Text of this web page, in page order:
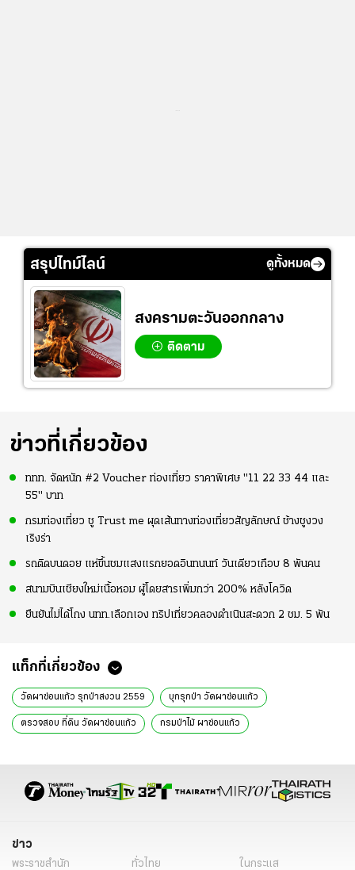
สรุปไทม์ไลน์ ดูทั้งหมด
สงครามตะวันออกกลาง
ติดตาม
ข่าวที่เกี่ยวข้อง
ททท. จัดหนัก #2 Voucher ท่องเที่ยว ราคาพิเศษ "11 22 33 44 และ
55" บาท
กรมท่องเที่ยว ชู Trust me ผุดเส้นทางท่องเที่ยวสัญลักษณ์ ช้างชูงวง
เริงร่า
รถติดบนดอย แห่ขึ้นชมแสงแรกยอดอินทนนท์ วันเดียวเกือบ 8 พันคน
สนามบินเชียงใหม่เนื้อหอม ผู้โดยสารเพิ่มกว่า 200% หลังโควิด
ยืนยันไม่ได้โกง นทท.เลือกเอง ทริปเที่ยวคลองดำเนินสะดวก 2 ชม. 5 พัน
แท็กที่เกี่ยวข้อง
วัดผาซ่อนแก้ว รุกป่าสงวน 2559 บุกรุกป่า วัดผาซ่อนแก้ว
ตรวจสอบ ที่ดิน วัดผาซ่อนแก้ว กรมป่าไม้ ผาซ่อนแก้ว
วัดพระธาตุผาซ่อนแก้ว 59 มหาวิหารพระพุทธเจ้า 5 พระองค์
ข่าว
พระราชสำนัก ทั่วไทย
ในกระแส